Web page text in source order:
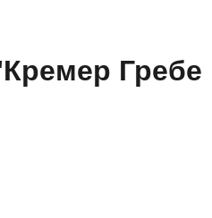
Гребе